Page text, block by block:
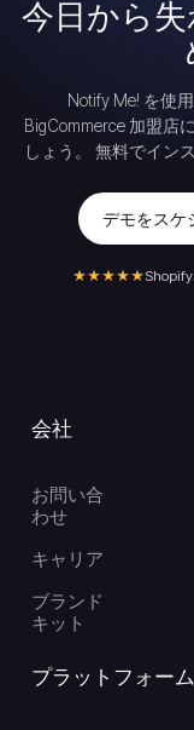
今日から
Notify Me! を使
BigCommerce 加盟店
しょう。 無料でイン
デモをスケ
★★★★★
会社
お問い合
わせ
キャリア
ブランド
キット
プラットフォーム